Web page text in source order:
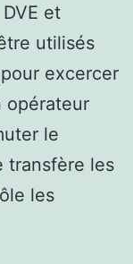
et
utilisés
excercer
opérateur
le
transfère les
les